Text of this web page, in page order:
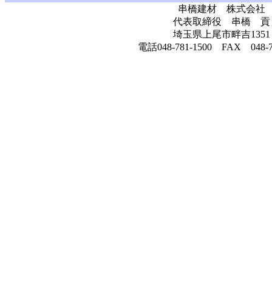
串橋建材 株式会社
代表取締役 串橋 貢
埼玉県上尾市畔吉1351
電話048-781-1500 FAX 048-